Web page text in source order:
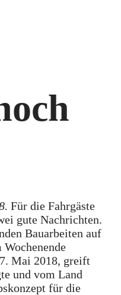
Für die Fahrgäste
gute Nachrichten.
Bauarbeiten auf
Mai 2018, greift
und vom Land
für die